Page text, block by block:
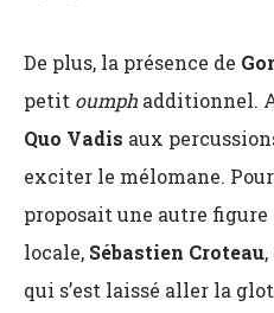
De plus, la présence de
petit oumph additionnel.
Quo Vadis aux
exciter le mélomane.
proposait une autre figure
locale, Sébastien Croteau
qui s’est laissé aller la